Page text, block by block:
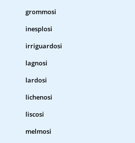
grommosi
inesplosi
irriguardosi
lagnosi
lardosi
lichenosi
liscosi
melmosi